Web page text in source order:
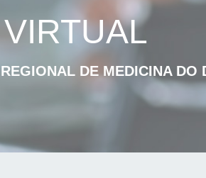
DE MEDICINA DO